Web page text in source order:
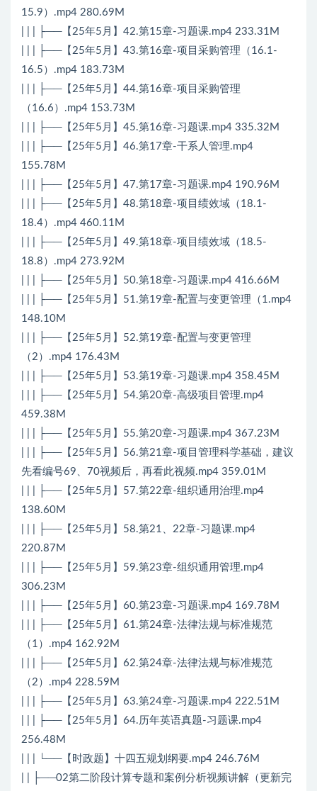
15.9）.mp4 280.69M
| | | ├──【25年5月】42.第15章-习题课.mp4 233.31M
| | | ├──【25年5月】43.第16章-项目采购管理（16.1-
16.5）.mp4 183.73M
| | | ├──【25年5月】44.第16章-项目采购管理
（16.6）.mp4 153.73M
| | | ├──【25年5月】45.第16章-习题课.mp4 335.32M
| | | ├──【25年5月】46.第17章-干系人管理.mp4
155.78M
| | | ├──【25年5月】47.第17章-习题课.mp4 190.96M
| | | ├──【25年5月】48.第18章-项目绩效域（18.1-
18.4）.mp4 460.11M
| | | ├──【25年5月】49.第18章-项目绩效域（18.5-
18.8）.mp4 273.92M
| | | ├──【25年5月】50.第18章-习题课.mp4 416.66M
| | | ├──【25年5月】51.第19章-配置与变更管理（1.mp4
148.10M
| | | ├──【25年5月】52.第19章-配置与变更管理
（2）.mp4 176.43M
| | | ├──【25年5月】53.第19章-习题课.mp4 358.45M
| | | ├──【25年5月】54.第20章-高级项目管理.mp4
459.38M
| | | ├──【25年5月】55.第20章-习题课.mp4 367.23M
| | | ├──【25年5月】56.第21章-项目管理科学基础，建议
先看编号69、70视频后，再看此视频.mp4 359.01M
| | | ├──【25年5月】57.第22章-组织通用治理.mp4
138.60M
| | | ├──【25年5月】58.第21、22章-习题课.mp4
220.87M
| | | ├──【25年5月】59.第23章-组织通用管理.mp4
306.23M
| | | ├──【25年5月】60.第23章-习题课.mp4 169.78M
| | | ├──【25年5月】61.第24章-法律法规与标准规范
（1）.mp4 162.92M
| | | ├──【25年5月】62.第24章-法律法规与标准规范
（2）.mp4 228.59M
| | | ├──【25年5月】63.第24章-习题课.mp4 222.51M
| | | ├──【25年5月】64.历年英语真题-习题课.mp4
256.48M
| | | └──【时政题】十四五规划纲要.mp4 246.76M
| | ├──02第二阶段计算专题和案例分析视频讲解（更新完